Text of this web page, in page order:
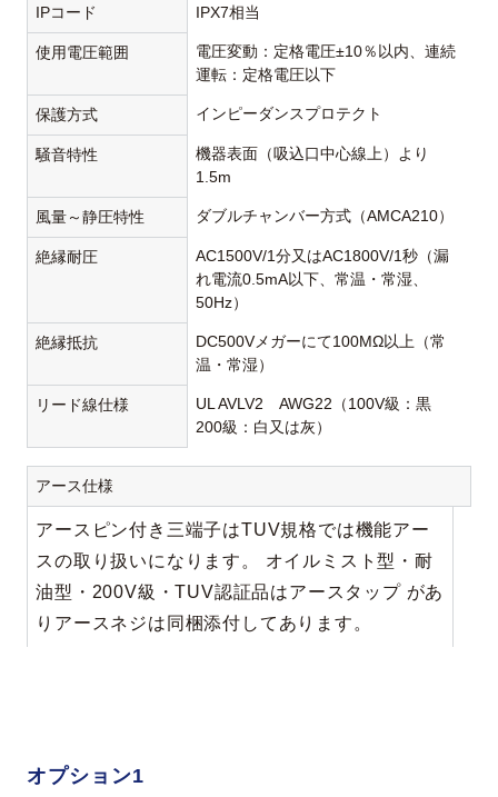
IPコード IPX7相当
使用電圧範囲
電圧変動：定格電圧±10％以内、連続
運転：定格電圧以下
保護方式 インピーダンスプロテクト
騒音特性
機器表面（吸込口中心線上）より
1.5m
風量～静圧特性 ダブルチャンバー方式（AMCA210）
絶縁耐圧
AC1500V/1分又はAC1800V/1秒（漏
れ電流0.5mA以下、常温・常湿、
50Hz）
絶縁抵抗
DC500Vメガーにて100MΩ以上（常
温・常湿）
リード線仕様
UL AVLV2 AWG22（100V級：黒
200級：白又は灰）
アース仕様
アースピン付き三端子はTUV規格では機能アー
スの取り扱いになります。 オイルミスト型・耐
油型・200V級・TUV認証品はアースタップ があ
りアースネジは同梱添付してあります。
オプション1